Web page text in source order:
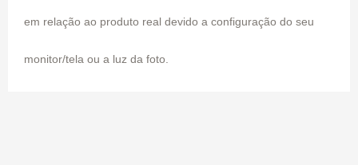
em relação ao produto real devido a configuração do seu
monitor/tela ou a luz da foto.